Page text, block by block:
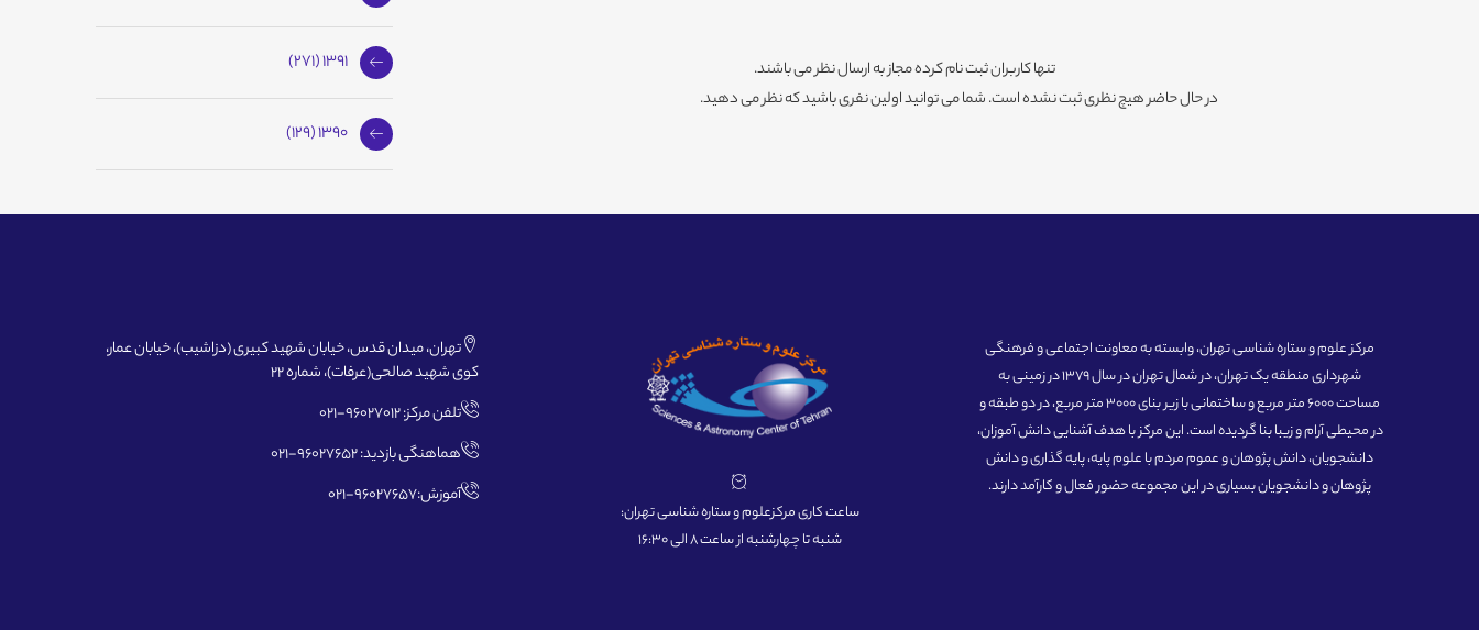
تنها کاربران ثبت نام کرده مجاز به ارسال نظر می باشند.
در حال حاضر هیچ نظری ثبت نشده است. شما می توانید اولین نفری باشید که نظر می دهید.
1391 (271)
1390 (129)
مرکز علوم و ستاره شناسی تهران، وابسته به معاونت اجتماعی و فرهنگی
شهرداری منطقه یک تهران، در شمال تهران در سال 1379 در زمینی به
مساحت 6000 متر مربع و ساختمانی با زیر بنای 3000 متر مربع، در دو طبقه و
در محیطی آرام و زیبا بنا گردیده است. این مرکز با هدف آشنایی دانش آموزان،
دانشجویان، دانش پژوهان و عموم مردم با علوم پایه، پایه گذاری و دانش
پژوهان و دانشجویان بسیاری در این مجموعه حضور فعال و کارآمد دارند.
ساعت کاری مرکزعلوم و ستاره شناسی تهران:
شنبه تا چهارشنبه از ساعت 8 الی 16:30
تهران، میدان قدس، خیابان شهید کبیری (دزاشیب)، خیابان عمار،
کوی شهید صالحی(عرفات)، شماره 22
تلفن مرکز: 96027012-021
هماهنگی بازدید: 96027652-021
آموزش:96027657-021